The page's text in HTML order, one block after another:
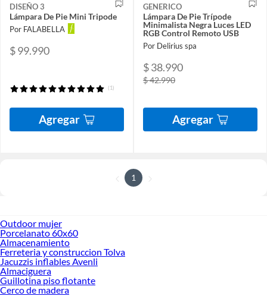
DISEÑO 3
Lámpara De Pie Mini Tripode
Por FALABELLA
$ 99.990
(1)
Agregar
GENERICO
Lámpara De Pie Trípode
Minimalista Negra Luces LED
RGB Control Remoto USB
Por Delirius spa
$ 38.990
$ 42.990
Agregar
1
Outdoor mujer
Porcelanato 60x60
Almacenamiento
Ferreteria y construccion Tolva
Jacuzzis inflables Avenli
Almaciguera
Guillotina piso flotante
Cerco de madera